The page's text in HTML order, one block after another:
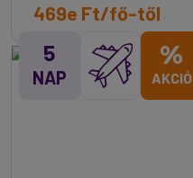
469e Ft/fő-től
5
NAP
%
AKCIÓ